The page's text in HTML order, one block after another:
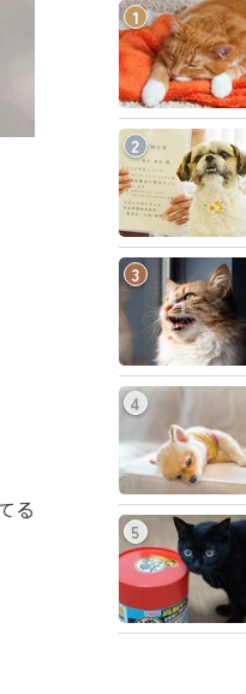
る
1
2
3
4
5